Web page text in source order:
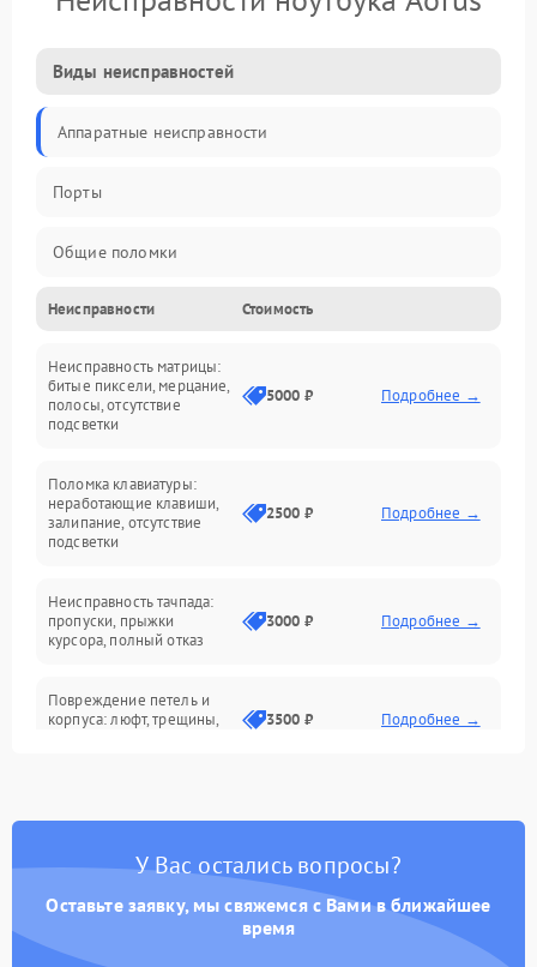
Виды неисправностей
Аппаратные неисправности
Порты
Общие поломки
Устройства
Программные ошибки
Электрические и системные сбои
Интерфейсные проблемы
Батарея
Сеть и интернет
Неисправности Стоимость
Неисправность матрицы:
битые пиксели, мерцание,
полосы, отсутствие
подсветки
5000 ₽ Подробнее →
Поломка клавиатуры:
неработающие клавиши,
залипание, отсутствие
подсветки
2500 ₽ Подробнее →
Неисправность тачпада:
пропуски, прыжки
курсора, полный отказ
3000 ₽ Подробнее →
Повреждение петель и
корпуса: люфт, трещины,
3500 ₽ Подробнее →
быстрая разрядка,
Неисправность зарядного
питания
2000 ₽ Подробнее →
У Вас остались вопросы?
Оставьте заявку, мы свяжемся с Вами в ближайшее
время